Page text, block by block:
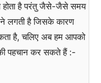
होता है परंतु जैसे-जैसे समय
लगती है जिसके कारण
है, चलिए अब हम आपको
पहचान कर सकते हैं :-